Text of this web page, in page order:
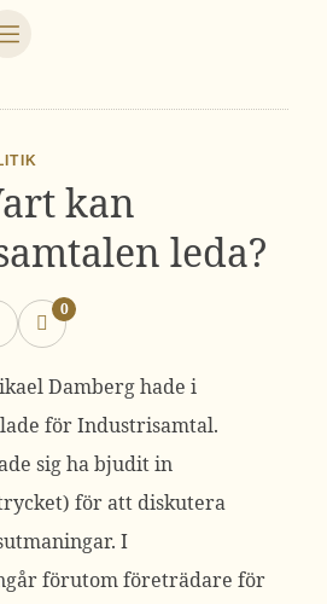
kan
leda?
0
Damberg hade i
för Industrisamtal.
sig ha bjudit in
för att diskutera
I
förutom företrädare för